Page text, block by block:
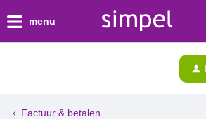
menu
Factuur & betalen